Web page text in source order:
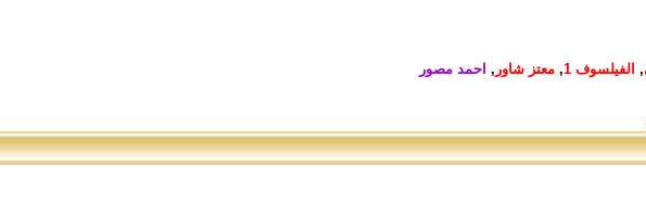
, الفيلسوف 1 , معتز شاور , احمد مصور